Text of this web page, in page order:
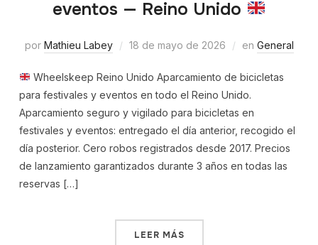
eventos — Reino Unido
por Mathieu Labey 18 de mayo de 2026 en General
Wheelskeep Reino Unido Aparcamiento de bicicletas
para festivales y eventos en todo el Reino Unido.
Aparcamiento seguro y vigilado para bicicletas en
festivales y eventos: entregado el día anterior, recogido el
día posterior. Cero robos registrados desde 2017. Precios
de lanzamiento garantizados durante 3 años en todas las
reservas […]
LEER MÁS